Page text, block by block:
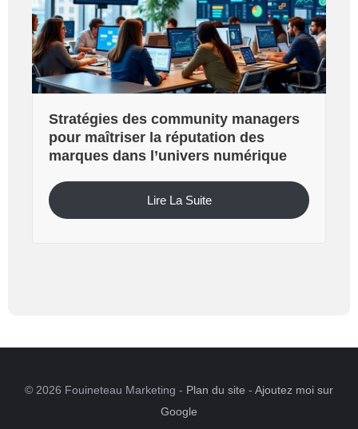
Stratégies des community managers
pour maîtriser la réputation des
marques dans l’univers numérique
Lire La Suite
© 2026 Fouineteau Marketing - Plan du site - Ajoutez moi sur
Google